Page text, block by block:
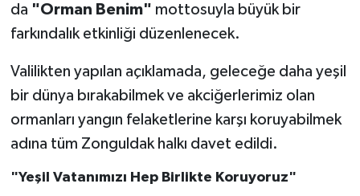
da "Orman Benim" mottosuyla büyük bir
farkındalık etkinliği düzenlenecek.
Valilikten yapılan açıklamada, geleceğe daha yeşil
bir dünya bırakabilmek ve akciğerlerimiz olan
ormanları yangın felaketlerine karşı koruyabilmek
adına tüm Zonguldak halkı davet edildi.
"Yeşil Vatanımızı Hep Birlikte Koruyoruz"
İş ilanı
Kilimli
MAGAZİN